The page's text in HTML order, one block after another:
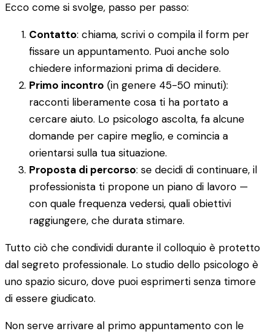
Ecco come si svolge, passo per passo:
Contatto: chiama, scrivi o compila il form per
fissare un appuntamento. Puoi anche solo
chiedere informazioni prima di decidere.
Primo incontro (in genere 45-50 minuti):
racconti liberamente cosa ti ha portato a
cercare aiuto. Lo psicologo ascolta, fa alcune
domande per capire meglio, e comincia a
orientarsi sulla tua situazione.
Proposta di percorso: se decidi di continuare, il
professionista ti propone un piano di lavoro —
con quale frequenza vedersi, quali obiettivi
raggiungere, che durata stimare.
Tutto ciò che condividi durante il colloquio è protetto
dal segreto professionale. Lo studio dello psicologo è
uno spazio sicuro, dove puoi esprimerti senza timore
di essere giudicato.
Non serve arrivare al primo appuntamento con le